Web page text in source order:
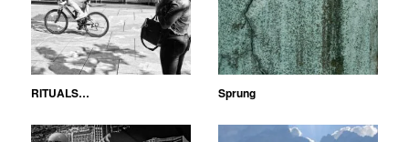
RITUALS… Sprung